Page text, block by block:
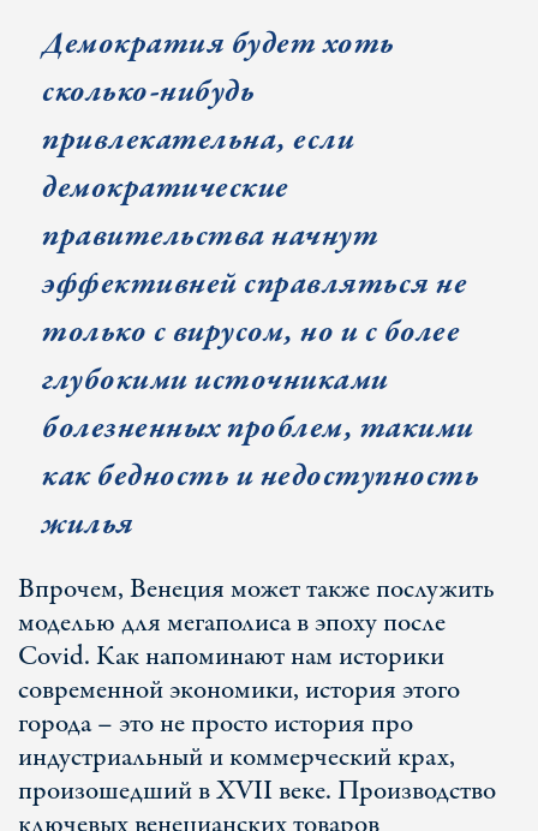
Демократия будет хоть
сколько-нибудь
привлекательна, если
демократические
правительства начнут
эффективней справляться не
только с вирусом, но и с более
глубокими источниками
болезненных проблем, такими
как бедность и недоступность
жилья
Впрочем, Венеция может также послужить
моделью для мегаполиса в эпоху после
Covid. Как напоминают нам историки
современной экономики, история этого
города – это не просто история про
индустриальный и коммерческий крах,
произошедший в XVII веке. Производство